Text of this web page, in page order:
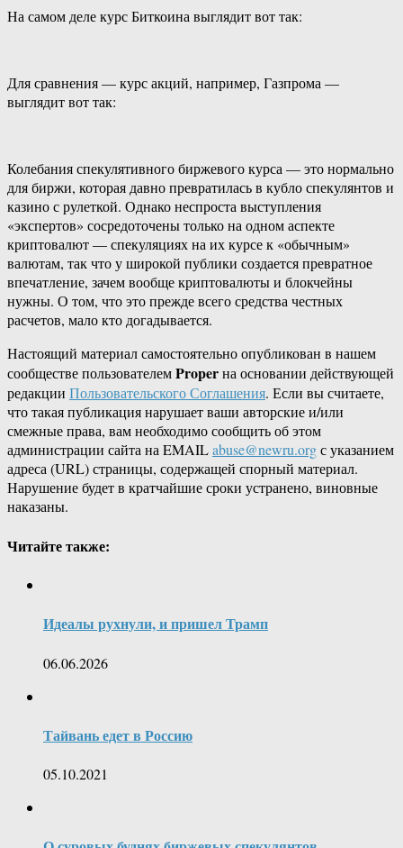
На самом деле курс Биткоина выглядит вот так:
Для сравнения — курс акций, например, Газпрома —
выглядит вот так:
Колебания спекулятивного биржевого курса — это нормально
для биржи, которая давно превратилась в кубло спекулянтов и
казино с рулеткой. Однако неспроста выступления
«экспертов» сосредоточены только на одном аспекте
криптовалют — спекуляциях на их курсе к «обычным»
валютам, так что у широкой публики создается превратное
впечатление, зачем вообще криптовалюты и блокчейны
нужны. О том, что это прежде всего средства честных
расчетов, мало кто догадывается.
Настоящий материал самостоятельно опубликован в нашем
сообществе пользователемProperна основании действующей
редакции Пользовательского Соглашения. Если вы считаете,
что такая публикация нарушает ваши авторские и/или
смежные права, вам необходимо сообщить об этом
администрации сайта на EMAILabuse@newru.orgс указанием
адреса (URL) страницы, содержащей спорный материал.
Нарушение будет в кратчайшие сроки устранено, виновные
наказаны.
Читайте также:
Идеалы рухнули, и пришел Трамп
06.06.2026
Тайвань едет в Россию
05.10.2021